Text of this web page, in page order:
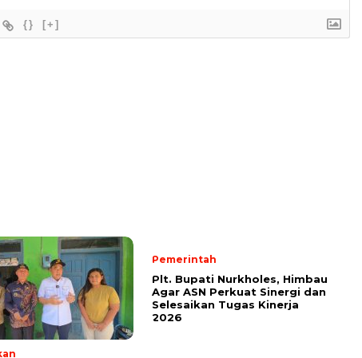
{} [+]
Pemerintah
Plt. Bupati Nurkholes, Himbau
Agar ASN Perkuat Sinergi dan
Selesaikan Tugas Kinerja
2026